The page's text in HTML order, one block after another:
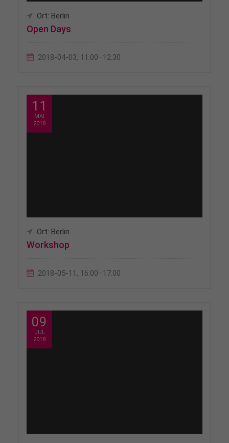
Ort: Berlin
Open Days
2018-04-03, 11:00–12:30
11
MAI
2018
Ort: Berlin
Workshop
2018-05-11, 16:00–17:00
09
JUL
2018